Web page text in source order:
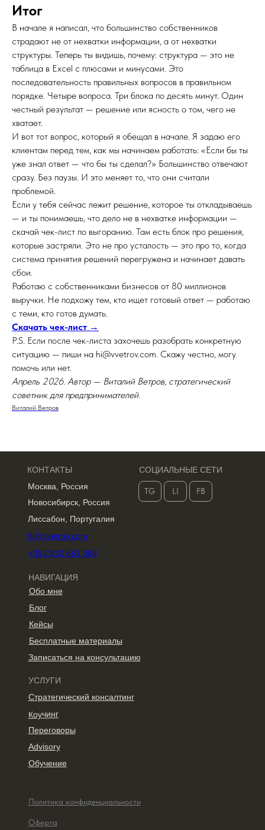
Итог
В начале я написал, что большинство собственников
страдают не от нехватки информации, а от нехватки
структуры. Теперь ты видишь, почему: структура — это не
таблица в Excel с плюсами и минусами. Это
последовательность правильных вопросов в правильном
порядке. Четыре вопроса. Три блока по десять минут. Один
честный результат — решение или ясность о том, чего не
хватает.
И вот тот вопрос, который я обещал в начале. Я задаю его
клиентам перед тем, как мы начинаем работать: «Если бы ты
уже знал ответ — что бы ты сделал?» Большинство отвечают
сразу. Без паузы. И это меняет то, что они считали
проблемой.
Если у тебя сейчас лежит решение, которое ты откладываешь
— и ты понимаешь, что дело не в нехватке информации —
скачай чек-лист по выгоранию. Там есть блок про решения,
которые застряли. Это не про усталость — это про то, когда
система принятия решений перегружена и начинает давать
сбои.
Работаю с собственниками бизнесов от 80 миллионов
выручки. Не подхожу тем, кто ищет готовый ответ — работаю
с теми, кто готов думать.
Скачать чек-лист →
P.S. Если после чек-листа захочешь разобрать конкретную
ситуацию — пиши на hi@vvetrov.com. Скажу честно, могу
помочь или нет.
Апрель 2026. Автор — Виталий Ветров, стратегический
советник для предпринимателей.
Виталий Ветров
КОНТАКТЫ
Москва, Россия
Новосибирск, Россия
+351 932 651 368
hi@vvetrov.com
Лиссабон, Португалия
НАВИГАЦИЯ
СОЦИАЛЬНЫЕ СЕТИ
Обучение
Advisory
Переговоры
Коучинг
Стратегический консалтинг
Обо мне
УСЛУГИ
Бесплатные материалы
Кейсы
Блог
Записаться на консультацию
Оферта
Политика конфиденциальности
FB
LI
TG